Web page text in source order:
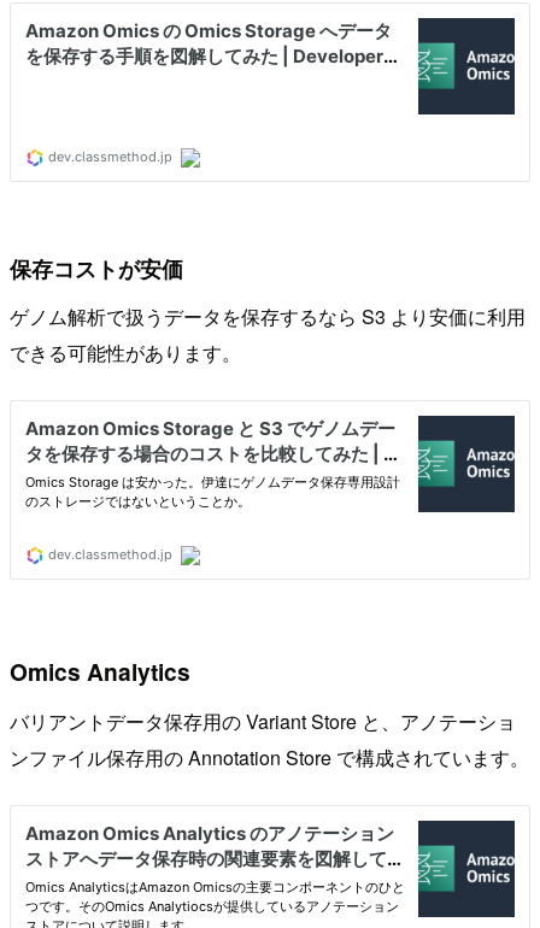
保存コストが安価
ゲノム解析で扱うデータを保存するなら S3 より安価に利用
できる可能性があります。
Omics Analytics
バリアントデータ保存用の Variant Store と、アノテーショ
ンファイル保存用の Annotation Store で構成されています。